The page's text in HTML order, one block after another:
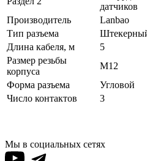
датчиков
Производитель
Lanbao
Тип разъема
Длина кабеля, м
5
Размер резьбы
корпуса
M12
Форма разъема
Угловой
Число контактов
3
Мы в социальных сетях